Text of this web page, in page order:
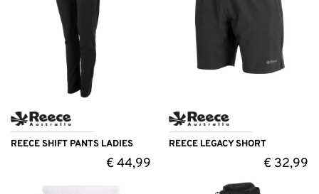
REECE SHIFT PANTS LADIES
€44,99
REECE LEGACY SHORT
€ 32,99